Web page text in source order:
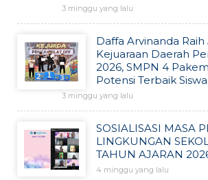
3 minggu yang lalu
Daffa Arvinanda Raih
Kejuaraan Daerah
2026, SMPN 4
Potensi Terbaik Siswa
3 minggu yang lalu
SOSIALISASI MASA
LINGKUNGAN
TAHUN AJARAN
4 minggu yang lalu